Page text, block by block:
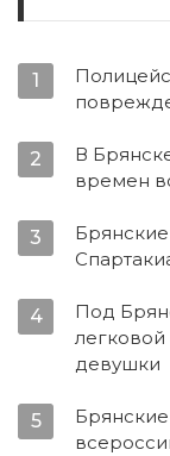
1
2
В
времен
3
4
Под
девушки
5